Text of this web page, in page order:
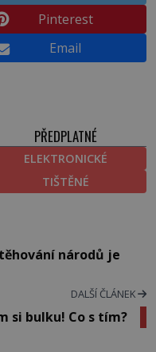
Pinterest
Email
PŘEDPLATNÉ
ELEKTRONICKÉ
TIŠTĚNÉ
národů je
DALŠÍ ČLÁNEK
si bulku! Co s tím?